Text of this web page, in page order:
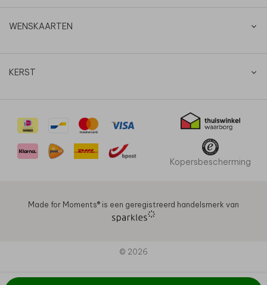
WENSKAARTEN
KERST
Kopersbescherming
Made for Moments®️ is een geregistreerd handelsmerk van
© 2026